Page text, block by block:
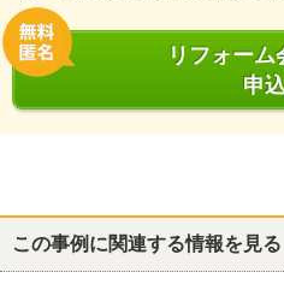
リフォーム
申
他の箇所を見る
リフォーム概要 キッチン・台所 トイレ
この事例に関連する情報を見る